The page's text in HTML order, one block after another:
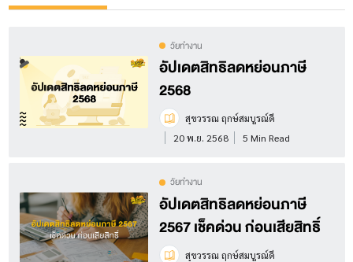
วัยทำงาน
อัปเดตสิทธิลดหย่อนภาษี
2568
สุขวรรณ ฤกษ์สมบูรณ์ดี
20 พ.ย. 2568
5 Min Read
วัยทำงาน
อัปเดตสิทธิลดหย่อนภาษี
2567 เช็คด่วน ก่อนเสียสิทธิ์
สุขวรรณ ฤกษ์สมบูรณ์ดี